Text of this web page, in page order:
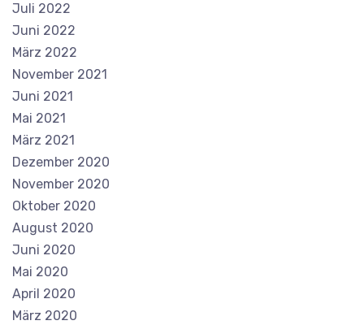
Juli 2022
Juni 2022
März 2022
November 2021
Juni 2021
Mai 2021
März 2021
Dezember 2020
November 2020
Oktober 2020
August 2020
Juni 2020
Mai 2020
April 2020
März 2020